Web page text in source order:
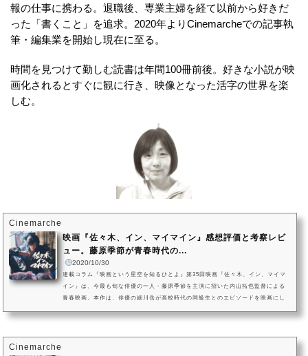
報の仕事に携わる。退職後、専業主婦を経て以前から好きだ
った「書くこと」を追求。2020年よりCinemarcheでの記事執
筆・編集業を開始し現在に至る。
時間を見つけて勤しむ読書は年間100冊前後。好きな小説が映
画化されるとすぐに観に行き、映像となった活字の世界を楽
しむ。
Cinemarche
映画『佐々木、イン、マイマイン』感想評価と考察レビ
ュー。藤原季節が青春時代の...
2020/10/30
連載コラム『映画という星空を知るひとよ』第35回映画『佐々木、イン、マイマ
イン』は、今最も旬な俳優の一人・藤原季節を主演に招いた内山拓也監督による
青春映画。本作は、俳優の細川岳が高校時代の同級生とのエピソードを映画にし
Cinemarche